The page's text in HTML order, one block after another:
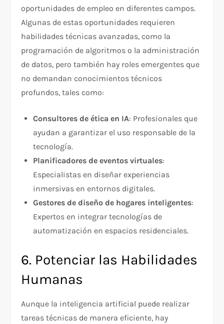
oportunidades de empleo en diferentes campos.
Algunas de estas oportunidades requieren
habilidades técnicas avanzadas, como la
programación de algoritmos o la administración
de datos, pero también hay roles emergentes que
no demandan conocimientos técnicos
profundos, tales como:
Consultores de ética en IA: Profesionales que
ayudan a garantizar el uso responsable de la
tecnología.
Planificadores de eventos virtuales:
Especialistas en diseñar experiencias
inmersivas en entornos digitales.
Gestores de diseño de hogares inteligentes:
Expertos en integrar tecnologías de
automatización en espacios residenciales.
6. Potenciar las Habilidades
Humanas
Aunque la inteligencia artificial puede realizar
tareas técnicas de manera eficiente, hay